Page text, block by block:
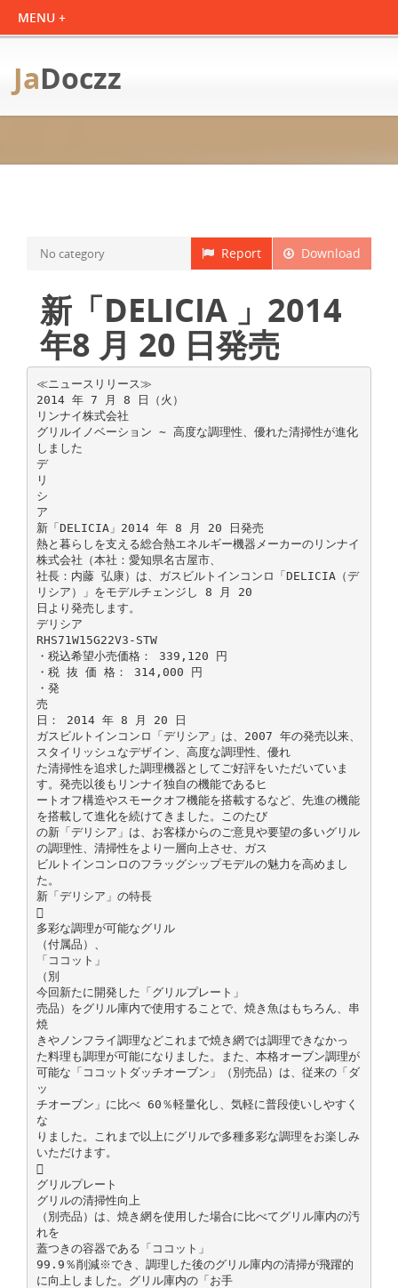
JaDoczz
Download
Report
No category
新「DELICIA 」2014
年8 月 20 日発売
≪ニュースリリース≫
2014 年 7 月 8 日（火）
リンナイ株式会社
グリルイノベーション ∼ 高度な調理性、優れた清掃性が進化
しました
デ
リ
シ
ア
新「DELICIA」2014 年 8 月 20 日発売
熱と暮らしを支える総合熱エネルギー機器メーカーのリンナイ
株式会社（本社：愛知県名古屋市、
社長：内藤 弘康）は、ガスビルトインコンロ「DELICIA（デ
リシア）」をモデルチェンジし 8 月 20
日より発売します。
デリシア
RHS71W15G22V3-STW
・税込希望小売価格： 339,120 円
・税 抜 価 格： 314,000 円
・発
売
日： 2014 年 8 月 20 日
ガスビルトインコンロ「デリシア」は、2007 年の発売以来、
スタイリッシュなデザイン、高度な調理性、優れ
た清掃性を追求した調理機器としてご好評をいただいていま
す。発売以後もリンナイ独自の機能であるヒ
ートオフ構造やスモークオフ機能を搭載するなど、先進の機能
を搭載して進化を続けてきました。このたび
の新「デリシア」は、お客様からのご意見や要望の多いグリル
の調理性、清掃性をより一層向上させ、ガス
ビルトインコンロのフラッグシップモデルの魅力を高めまし
た。
新「デリシア」の特長

多彩な調理が可能なグリル
（付属品）、
「ココット」
（別
今回新たに開発した「グリルプレート」
売品）をグリル庫内で使用することで、焼き魚はもちろん、串
焼
きやノンフライ調理などこれまで焼き網では調理できなかっ
た料理も調理が可能になりました。また、本格オーブン調理が
可能な「ココットダッチオーブン」（別売品）は、従来の「ダ
ッ
チオーブン」に比べ 60％軽量化し、気軽に普段使いしやすく
な
りました。これまで以上にグリルで多種多彩な調理をお楽しみ
いただけます。

グリルプレート
グリルの清掃性向上
（別売品）は、焼き網を使用した場合に比べてグリル庫内の汚
れを
蓋つきの容器である「ココット」
99.9％削減※でき、調理した後のグリル庫内の清掃が飛躍的
に向上しました。グリル庫内の「お手